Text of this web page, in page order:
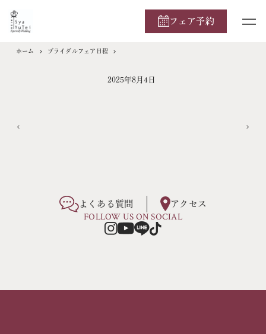
フェア予約
ホーム ブライダルフェア日程
2025年8月4日
よくある質問 アクセス
FOLLOW US ON SOCIAL